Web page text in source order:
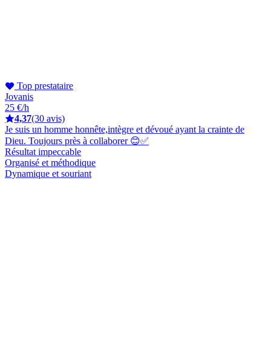
Top prestataire
Jovanis
25 €/h
4,37(30 avis)
Je suis un homme honnête,intègre et dévoué ayant la crainte de
Dieu. Toujours près à collaborer 😊✅
Résultat impeccable
Organisé et méthodique
Dynamique et souriant